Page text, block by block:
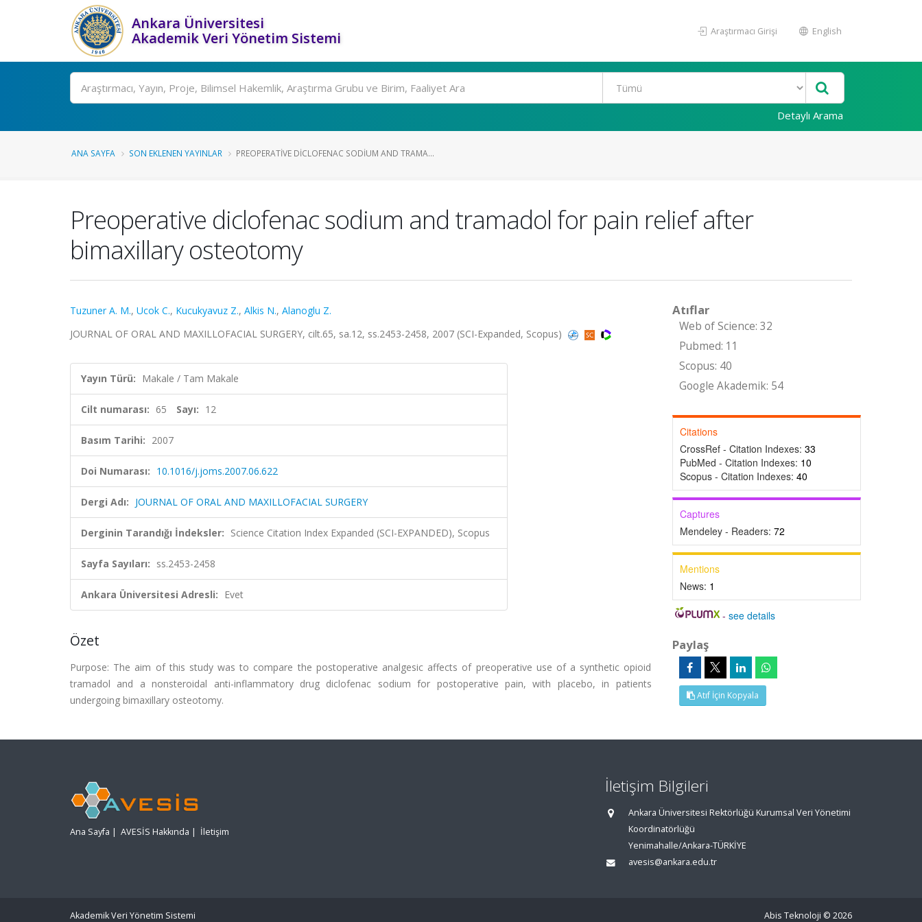
Ankara Üniversitesi
Akademik Veri Yönetim Sistemi
Araştırmacı Girişi English
Ara
Detaylı Arama
ANA SAYFA SON EKLENEN YAYINLAR PREOPERATIVE DICLOFENAC SODIUM AND TRAMA...
Preoperative diclofenac sodium and tramadol for pain relief after
bimaxillary osteotomy
Tuzuner A. M., Ucok C., Kucukyavuz Z., Alkis N., Alanoglu Z.
JOURNAL OF ORAL AND MAXILLOFACIAL SURGERY, cilt.65, sa.12, ss.2453-2458, 2007 (SCI-Expanded, Scopus)
Yayın Türü: Makale / Tam Makale
Cilt numarası: 65 Sayı: 12
Basım Tarihi: 2007
Doi Numarası: 10.1016/j.joms.2007.06.622
Dergi Adı: JOURNAL OF ORAL AND MAXILLOFACIAL SURGERY
Derginin Tarandığı İndeksler: Science Citation Index Expanded (SCI-EXPANDED), Scopus
Sayfa Sayıları: ss.2453-2458
Ankara Üniversitesi Adresli: Evet
Özet
Purpose: The aim of this study was to compare the postoperative analgesic affects of preoperative use of a synthetic opioid
tramadol and a nonsteroidal anti-inflammatory drug diclofenac sodium for postoperative pain, with placebo, in patients
undergoing bimaxillary osteotomy.
Atıflar
Web of Science: 32
Pubmed: 11
Scopus: 40
Google Akademik: 54
Citations
CrossRef - Citation Indexes: 33
PubMed - Citation Indexes: 10
Scopus - Citation Indexes: 40
Captures
Mendeley - Readers: 72
Mentions
News: 1
-see details
Paylaş
Atıf İçin Kopyala
Ana Sayfa | AVESİS Hakkında | İletişim
İletişim Bilgileri
Ankara Üniversitesi Rektörlüğü Kurumsal Veri Yönetimi
Koordinatörlüğü
Yenimahalle/Ankara-TÜRKİYE
avesis@ankara.edu.tr
Akademik Veri Yönetim Sistemi Abis Teknoloji © 2026